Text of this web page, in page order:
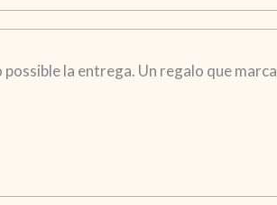
la entrega. Un regalo que